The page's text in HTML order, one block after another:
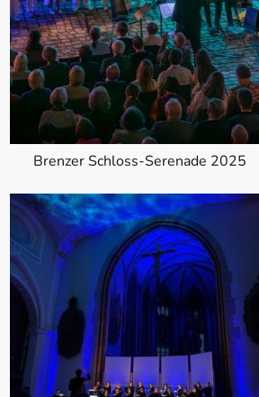
Brenzer Schloss-Serenade 2025